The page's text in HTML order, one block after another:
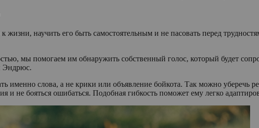
жизни, научить его быть самостоятельным и не пасовать перед
мы помогаем им обнаружить собственный голос, который будет
Эндрюс.
именно слова, а не крики или объявление бойкота. Так можно уберечь
и не бояться ошибаться. Подобная гибкость поможет ему легко